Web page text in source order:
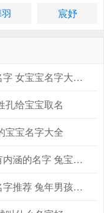
宸妤
2023年农历四月十七出生的女宝取名字 女宝宝名字大全2023属兔
孔给宝宝取名
宝宝名字大全
2023年农历四月十九出生男孩霸气有内涵的名字 兔宝宝起名字大全男孩生辰八字起名
2023年农历四月十九出生的男孩起名字推荐 兔年男孩名字2023年名字大全